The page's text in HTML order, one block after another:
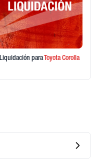
LiquidaciónparaToyotaCorolla